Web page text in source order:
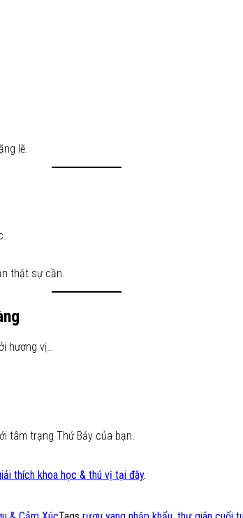
lẽ.
thật sự cần.
hương vị…
tâm trạng Thứ Bảy của bạn.
thích khoa học & thú vị tại đây.